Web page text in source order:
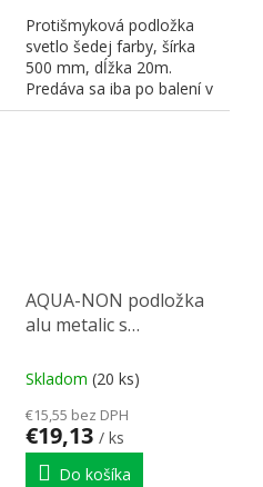
Protišmyková podložka
svetlo šedej farby, šírka
500 mm, dĺžka 20m.
Predáva sa iba po balení v
rolke - 20 m. Hrúbka -...
AQUA-NON podložka
alu metalic s
564x500
Skladom (20 ks)
€15,55 bez DPH
€19,13 / ks
Do košíka